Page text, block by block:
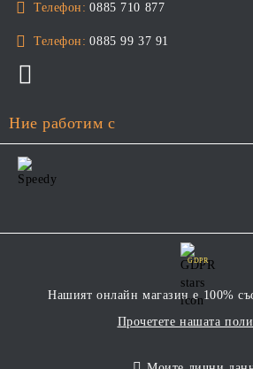
Телефон: 0885 710 877
Телефон: 0885 99 37 91
Ние работим с
GDPR
Нашият онлайн магазин е 100%
Прочетете нашата